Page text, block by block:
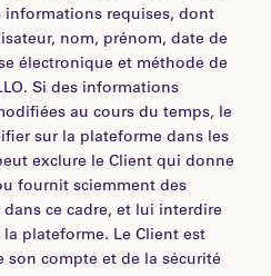
requises, dont
nom, prénom, date de
électronique et méthode de
Si des informations
au cours du temps, le
sur la plateforme dans les
exclure le Client qui donne
fournit sciemment des
ce cadre, et lui interdire
plateforme. Le Client est
son compte et de la sécurité